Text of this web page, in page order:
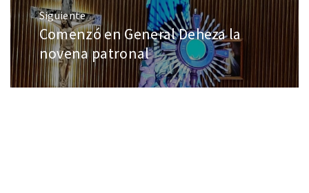
Siguiente
Comenzó en General Deheza la
novena patronal